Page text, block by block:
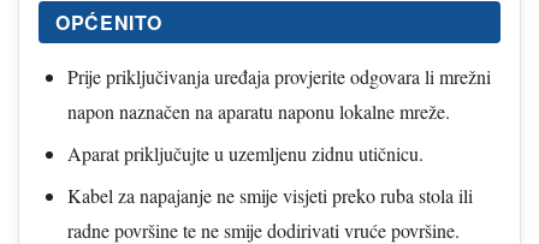
OPĆENITO
Prije priključivanja uređaja provjerite odgovara li mrežni
napon naznačen na aparatu naponu lokalne mreže.
Aparat priključujte u uzemljenu zidnu utičnicu.
Kabel za napajanje ne smije visjeti preko ruba stola ili
radne površine te ne smije dodirivati vruće površine.